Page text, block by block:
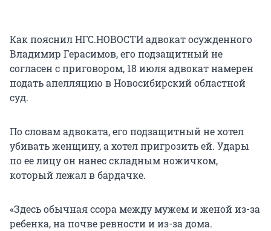
Как пояснил НГС.НОВОСТИ адвокат осужденного
Владимир Герасимов, его подзащитный не
согласен с приговором, 18 июля адвокат намерен
подать апелляцию в Новосибирский областной
суд.
По словам адвоката, его подзащитный не хотел
убивать женщину, а хотел пригрозить ей. Удары
по ее лицу он нанес складным ножичком,
который лежал в бардачке.
«Здесь обычная ссора между мужем и женой из-за
ребенка, на почве ревности и из-за дома.